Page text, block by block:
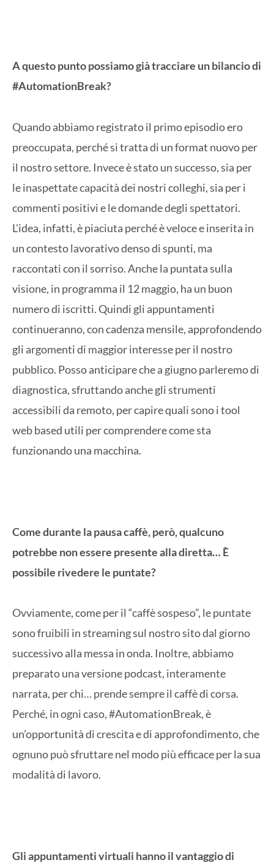
A questo punto possiamo già tracciare un bilancio di
#AutomationBreak?
Quando abbiamo registrato il primo episodio ero
preoccupata, perché si tratta di un format nuovo per
il nostro settore. Invece è stato un successo, sia per
le inaspettate capacità dei nostri colleghi, sia per i
commenti positivi e le domande degli spettatori.
L’idea, infatti, è piaciuta perché è veloce e inserita in
un contesto lavorativo denso di spunti, ma
raccontati con il sorriso. Anche la puntata sulla
visione, in programma il 12 maggio, ha un buon
numero di iscritti. Quindi gli appuntamenti
continueranno, con cadenza mensile, approfondendo
gli argomenti di maggior interesse per il nostro
pubblico. Posso anticipare che a giugno parleremo di
diagnostica, sfruttando anche gli strumenti
accessibili da remoto, per capire quali sono i tool
web based utili per comprendere come sta
funzionando una macchina.
Come durante la pausa caffè, però, qualcuno
potrebbe non essere presente alla diretta… È
possibile rivedere le puntate?
Ovviamente, come per il “caffè sospeso”, le puntate
sono fruibili in streaming sul nostro sito dal giorno
successivo alla messa in onda. Inoltre, abbiamo
preparato una versione podcast, interamente
narrata, per chi… prende sempre il caffè di corsa.
Perché, in ogni caso, #AutomationBreak, è
un’opportunità di crescita e di approfondimento, che
ognuno può sfruttare nel modo più efficace per la sua
modalità di lavoro.
Gli appuntamenti virtuali hanno il vantaggio di